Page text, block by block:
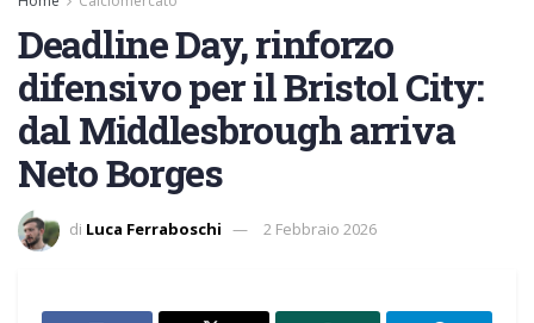
Deadline Day, rinforzo
difensivo per il Bristol City:
dal Middlesbrough arriva
Neto Borges
di Luca Ferraboschi 2 Febbraio 2026